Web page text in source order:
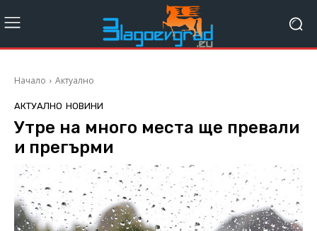
Начало Актуално
АКТУАЛНО НОВИНИ
Утре на много места ще превали
и прегърми